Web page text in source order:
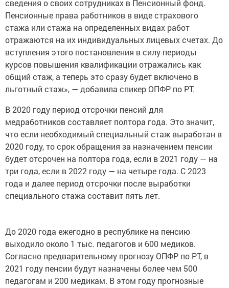
Пенсионные права работников в виде страхового
стажа или стажа на определенных видах работ
отражаются на их индивидуальных лицевых счетах. До
вступления этого постановления в силу периоды
курсов повышения квалификации отражались как
общий стаж, а теперь это сразу будет включено в
льготный стаж», — добавила спикер ОПФР по РТ.
медработников составляет полтора года. Это значит,
что если необходимый специальный стаж выработан в
2020 году, то срок обращения за назначением пенсии
будет отсрочен на полтора года, если в 2021 году — на
три года, если в 2022 году — на четыре года. С 2023
года и далее период отсрочки после выработки
специального стажа составит пять лет.
выходило около 1 тыс. педагогов и 600 медиков.
Согласно предварительному прогнозу ОПФР по РТ, в
2021 году пенсии будут назначены более чем 500
педагогам и 200 медикам. В этом году прогнозные
цифры меньше из-за пенсионной реформы, пояснили в